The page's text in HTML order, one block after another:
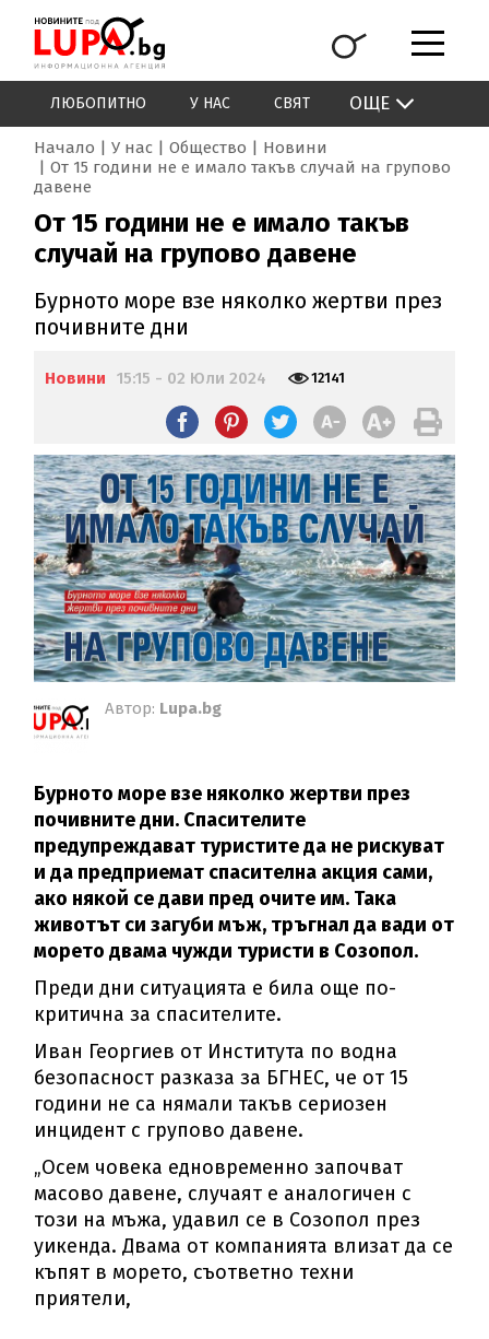
ЛЮБОПИТНО У НАС СВЯТ ОЩЕ
Начало У нас Общество
Новини
От 15 години не е имало такъв случай на групово
давене
От 15 години не е имало такъв
случай на групово давене
Бурното море взе няколко жертви през
почивните дни
Новини 15:15 - 02 Юли 2024 12141
Автор: Lupa.bg
Бурното море взе няколко жертви през
почивните дни. Спасителите
предупреждават туристите да не рискуват
и да предприемат спасителна акция сами,
ако някой се дави пред очите им. Така
животът си загуби мъж, тръгнал да вади от
морето двама чужди туристи в Созопол.
Преди дни ситуацията е била още по-
критична за спасителите.
Иван Георгиев от Института по водна
безопасност разказа за БГНЕС, че от 15
години не са нямали такъв сериозен
инцидент с групово давене.
„Осем човека едновременно започват
масово давене, случаят е аналогичен с
този на мъжа, удавил се в Созопол през
уикенда. Двама от компанията влизат да се
къпят в морето, съответно техни
приятели,